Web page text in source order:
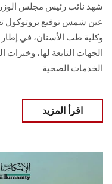
شهد نائب رئيس مجلس
عين شمس توقيع بروتوكول
وكلية طب الأسنان، في
الجهات التابعة لها، وخبرات
الخدمات الصحية ‏
اقرأ المزيد